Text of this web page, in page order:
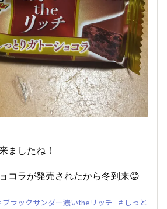
ましたね！
コラが発売されたから冬到来😊
ブラックサンダー濃いtheリッチ
しっと